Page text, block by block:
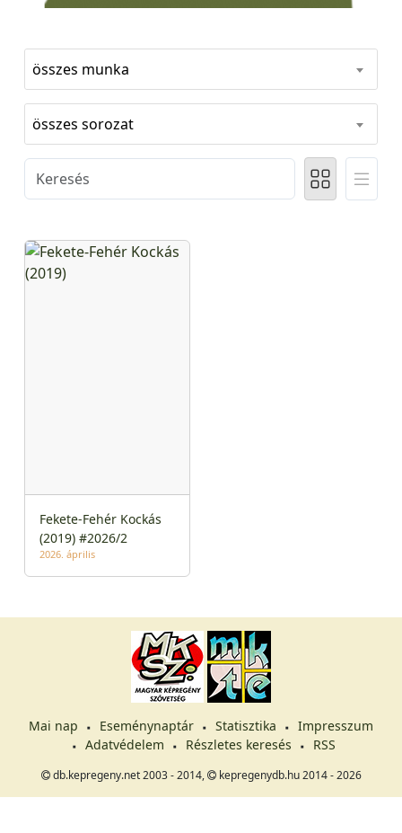
összes munka
összes sorozat
Fekete-Fehér Kockás
(2019) #2026/2
2026. április
Mai nap Eseménynaptár Statisztika
Impresszum
Adatvédelem
Részletes keresés RSS
db.kepregeny.net 2003 - 2014, kepregenydb.hu 2014 - 2026